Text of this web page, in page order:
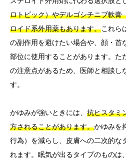
ロトピック）やデルゴシチニブ軟膏
ロイド系外用薬もあります。これら
の副作用を避けたい場合や、顔・首
部位に使用することがあります。た
の注意点があるため、医師と相談し
す。
かゆみが強いときには、 抗ヒスタミ
方されることがあります。かゆみを
行為）を減らし、皮膚への二次的な
れます。眠気が出るタイプのものは